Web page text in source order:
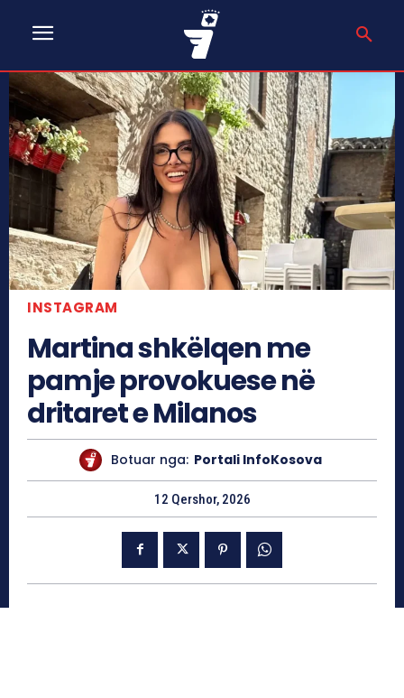
INSTAGRAM
Martina shkëlqen me
pamje provokuese në
dritaret e Milanos
Botuar nga: Portali InfoKosova
12 Qershor, 2026